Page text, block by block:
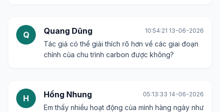
Q Quang Dũng 10:54:21 13-06-2026
Tác giả có thể giải thích rõ hơn về các giai đoạn
chính của chu trình carbon được không?
H Hồng Nhung 05:13:33 14-06-2026
Em thấy nhiều hoạt động của mình hàng ngày như